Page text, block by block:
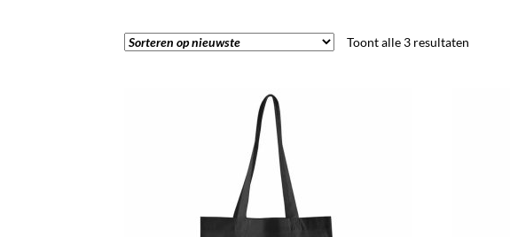
Toont alle 3 resultaten